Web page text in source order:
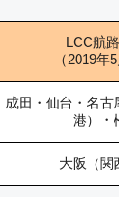
LCC航
（2019年
成田・仙台・名
港）・
大阪（関